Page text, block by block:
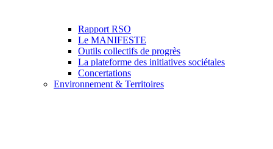
Rapport RSO
Le MANIFESTE
Outils collectifs de progrès
La plateforme des initiatives sociétales
Concertations
Environnement & Territoires